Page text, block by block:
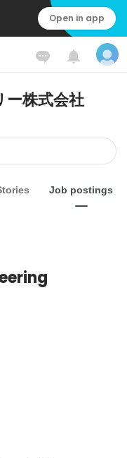
Open in app
株式会社
Job postings